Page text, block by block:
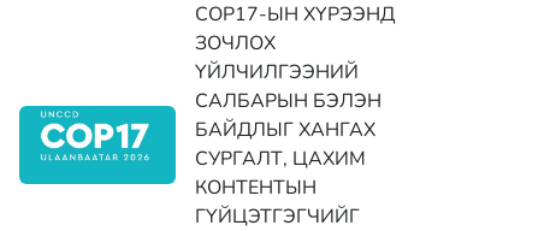
COP17-ЫН ХҮРЭЭНД
ЗОЧЛОХ
ҮЙЛЧИЛГЭЭНИЙ
САЛБАРЫН БЭЛЭН
БАЙДЛЫГ ХАНГАХ
СУРГАЛТ, ЦАХИМ
КОНТЕНТЫН
ГҮЙЦЭТГЭГЧИЙГ